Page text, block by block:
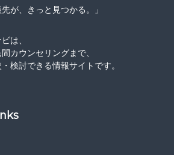
が、きっと見つかる。」
は、
カウンセリングまで、
検討できる情報サイトです。